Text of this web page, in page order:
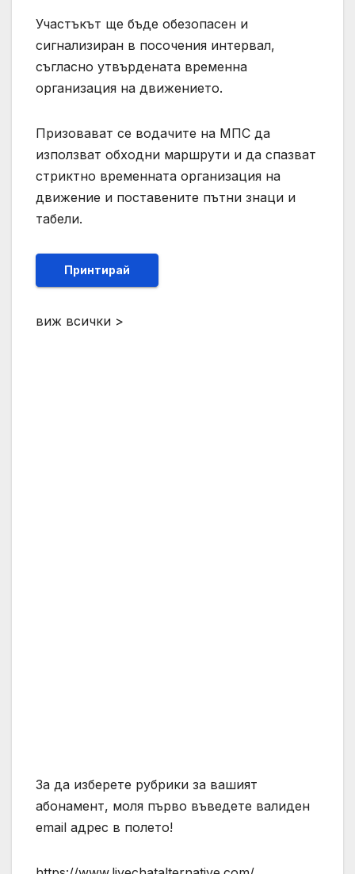
Участъкът ще бъде обезопасен и
сигнализиран в посочения интервал,
съгласно утвърдената временна
организация на движението.
Призовават се водачите на МПС да
използват обходни маршрути и да спазват
стриктно временната организация на
движение и поставените пътни знаци и
табели.
Принтирай
виж всички >
За да изберете рубрики за вашият
абонамент, моля първо въведете валиден
email адрес в полето!